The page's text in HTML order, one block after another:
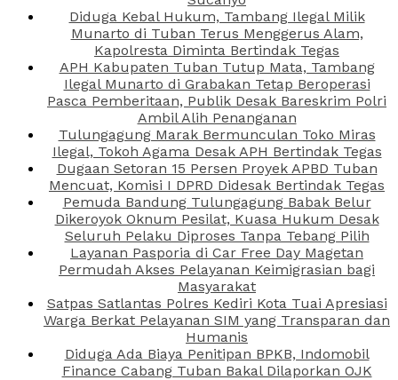
Diduga Kebal Hukum, Tambang Ilegal Milik
Munarto di Tuban Terus Menggerus Alam,
Kapolresta Diminta Bertindak Tegas
APH Kabupaten Tuban Tutup Mata, Tambang
Ilegal Munarto di Grabakan Tetap Beroperasi
Pasca Pemberitaan, Publik Desak Bareskrim Polri
Ambil Alih Penanganan
Tulungagung Marak Bermunculan Toko Miras
Ilegal, Tokoh Agama Desak APH Bertindak Tegas
Dugaan Setoran 15 Persen Proyek APBD Tuban
Mencuat, Komisi I DPRD Didesak Bertindak Tegas
Pemuda Bandung Tulungagung Babak Belur
Dikeroyok Oknum Pesilat, Kuasa Hukum Desak
Seluruh Pelaku Diproses Tanpa Tebang Pilih
Layanan Pasporia di Car Free Day Magetan
Permudah Akses Pelayanan Keimigrasian bagi
Masyarakat
Satpas Satlantas Polres Kediri Kota Tuai Apresiasi
Warga Berkat Pelayanan SIM yang Transparan dan
Humanis
Diduga Ada Biaya Penitipan BPKB, Indomobil
Finance Cabang Tuban Bakal Dilaporkan OJK